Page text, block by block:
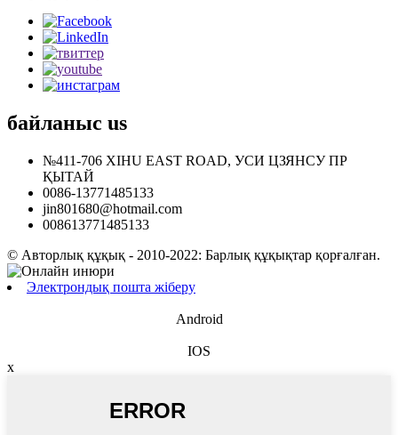
байланыс us
№411-706 XIHU EAST ROAD, УСИ ЦЗЯНСУ ПР
ҚЫТАЙ
0086-13771485133
jin801680@hotmail.com
008613771485133
© Авторлық құқық - 2010-2022: Барлық құқықтар қорғалған.
Электрондық пошта жіберу
Android
IOS
x